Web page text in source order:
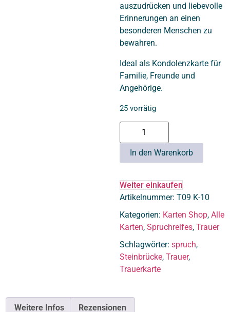
auszudrücken und liebevolle
Erinnerungen an einen
besonderen Menschen zu
bewahren.
Ideal als Kondolenzkarte für
Familie, Freunde und
Angehörige.
25 vorrätig
In den Warenkorb
Weiter einkaufen
Artikelnummer: T09 K-10
Kategorien: Karten Shop, Alle
Karten, Spruchreifes, Trauer
Schlagwörter: spruch,
Steinbrücke, Trauer,
Trauerkarte
Weitere Infos Rezensionen